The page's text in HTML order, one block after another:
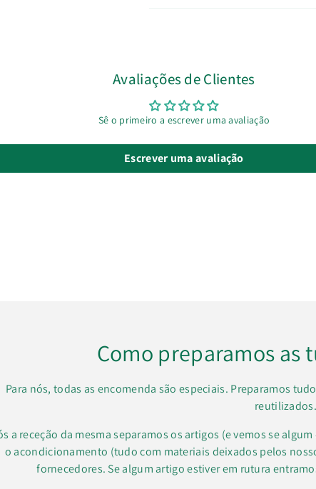
Avaliações de Clientes
Sê o primeiro a escrever uma avaliação
Escrever uma avaliação
Como preparamos as
Para nós, todas as encomenda são especiais. Preparamos
reutilizados.
a receção da mesma separamos os artigos (e vemos se
o acondicionamento (tudo com materiais deixados pelos
fornecedores. Se algum artigo estiver em rutura